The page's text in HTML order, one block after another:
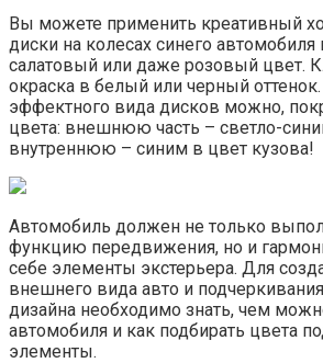
Вы можете применить креативный
диски на колесах синего
салатовый или даже розовый цвет.
окраска в белый или черный
эффектного вида дисков можно,
цвета: внешнюю часть – светло-
внутреннюю – синим в цвет кузова!
Автомобиль должен не только
функцию передвижения, но и
себе элементы экстерьера. Для
внешнего вида авто и
дизайна необходимо знать, чем
автомобиля и как подбирать цвета
элементы.